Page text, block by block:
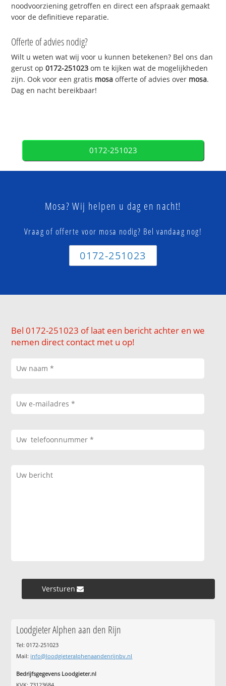
noodvoorziening getroffen en direct een afspraak gemaakt
voor de definitieve reparatie.
Offerte of advies nodig?
Wilt u weten wat wij voor u kunnen betekenen? Bel ons dan
gerust op0172-251023 om te kijken wat de mogelijkheden
zijn. Ook voor een gratis mosa offerte of advies over mosa.
Dag en nacht bereikbaar!
0172-251023
Mosa? Wij helpen u dag en nacht!
Vraag of offerte voor mosa nodig? Bel vandaag nog!
0172-251023
Bel 0172-251023 of laat een bericht achter en we
nemen direct contact met u op!
Versturen »
Loodgieter Alphen aan den Rijn
Tel: 0172-251023
Mail: info@loodgieteralphenaandenrijnbv.nl
Bedrijfsgegevens Loodgieter.nl